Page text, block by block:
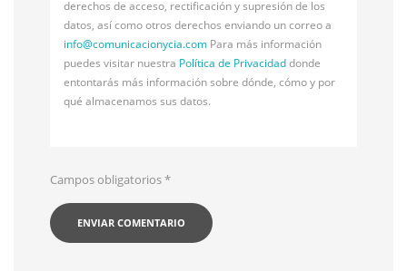
derechos de acceso, rectificación y supresión de los
datos, así como otros derechos enviando un correo a
info@comunicacionycia.com Para más información
puedes visitar nuestra Política de Privacidaddonde
entontarás más información sobre dónde, cómo y por
qué almacenamos sus datos.
Campos obligatorios*